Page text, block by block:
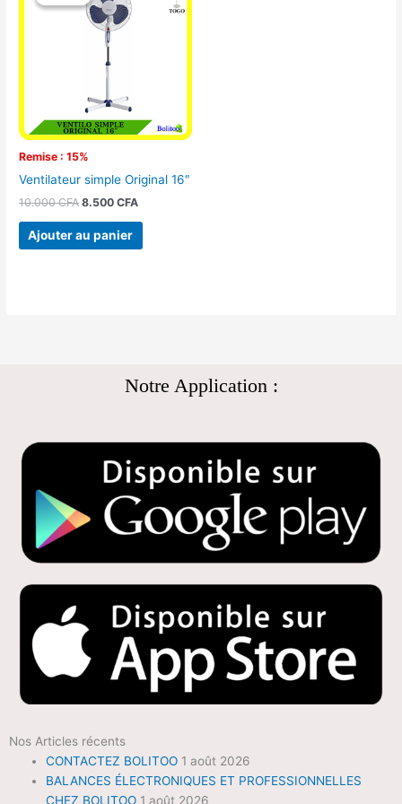
Remise : 15%
Ventilateur simple Original 16″
10.000CFA
était :
10.000 CFA.
8.500CFA
Ajouter au panier
Notre Application :
Nos Articles récents
CONTACTEZ BOLITOO 1 août 2026
BALANCES ÉLECTRONIQUES ET PROFESSIONNELLES
CHEZ BOLITOO 1 août 2026